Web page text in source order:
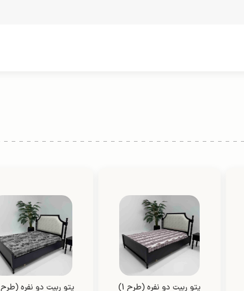
پتو ربیت دو نفره (طرح 1)
پتو ربیت دو نفره (طرح 5)